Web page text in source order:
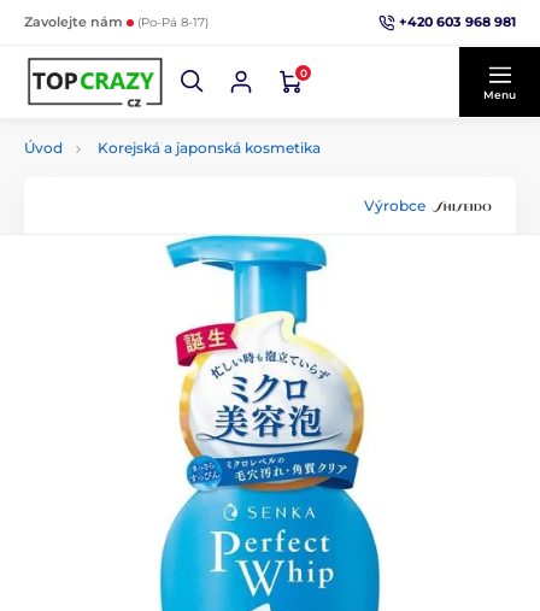
Zavolejte nám (Po-Pá 8-17) +420 603 968 981
0
Menu
Úvod Korejská a japonská kosmetika
Výrobce